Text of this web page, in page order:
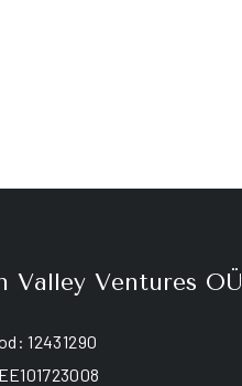
Valley Ventures OÜ
12431290